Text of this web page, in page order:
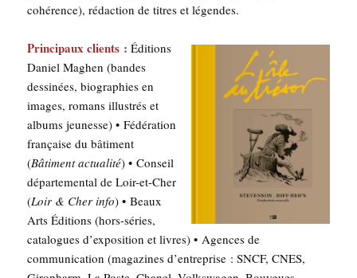
cohé­rence), rédac­tion de titres et légendes.
Prin­ci­paux clients :Édi­tions
Daniel Maghen (bandes
des­si­nées, bio­gra­phies en
images, romans illus­trés et
albums jeu­nesse) • Fédé­ra­tion
fran­çaise du bâti­ment
(Bâti­ment actua­li­té) • Conseil
dépar­te­men­tal de Loir-et-Cher
(Loir & Cher info) • Beaux
Arts Édi­tions (hors-séries,
cata­logues d’exposition et livres) • Agences de
com­mu­ni­ca­tion (maga­zines d’en­tre­prise : SNCF, CNES,